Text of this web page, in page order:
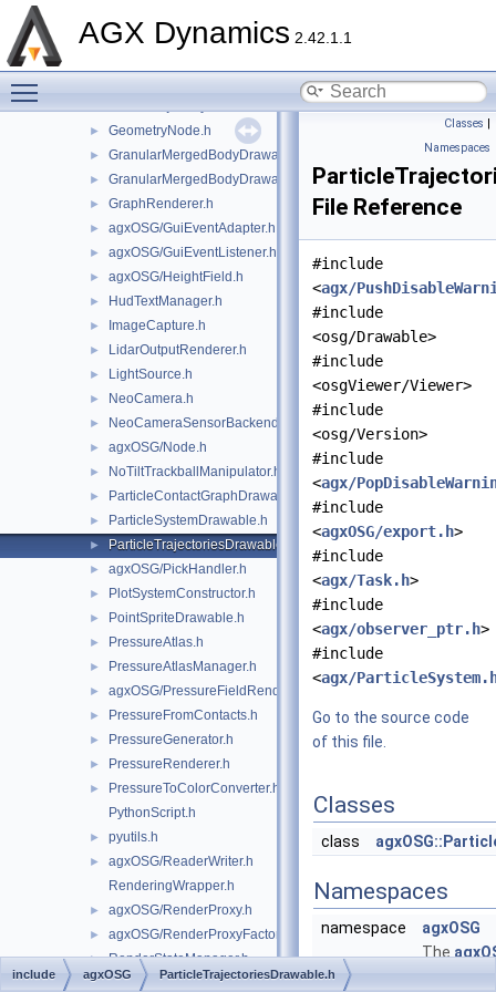
AGX Dynamics 2.42.1.1
FBXUtils.h
► GeometryNode.h
► GranularMergedBodyDrawable.h
► GranularMergedBodyDrawableSprites.h
► GraphRenderer.h
► agxOSG/GuiEventAdapter.h
► agxOSG/GuiEventListener.h
► agxOSG/HeightField.h
► HudTextManager.h
► ImageCapture.h
► LidarOutputRenderer.h
► LightSource.h
► NeoCamera.h
► NeoCameraSensorBackend.h
► agxOSG/Node.h
► NoTiltTrackballManipulator.h
► ParticleContactGraphDrawable.h
► ParticleSystemDrawable.h
► ParticleTrajectoriesDrawable.h
► agxOSG/PickHandler.h
► PlotSystemConstructor.h
► PointSpriteDrawable.h
► PressureAtlas.h
► PressureAtlasManager.h
► agxOSG/PressureFieldRenderer.h
► PressureFromContacts.h
► PressureGenerator.h
► PressureRenderer.h
►
PressureToColorConverter.h
PythonScript.h
► pyutils.h
►
agxOSG/ReaderWriter.h
RenderingWrapper.h
► agxOSG/RenderProxy.h
► agxOSG/RenderProxyFactory.h
► RenderStateManager.h
► RenderTarget.h
Classes |
Namespaces
File Reference
#include
<agx/
#include
<osg/Drawable>
#include
<osgViewer/Viewer>
#include
<osg/Version>
#include
<agx/
#include
<agxOSG/export.h>
#include
<agx/Task.h>
#include
<agx/observer_ptr.h>
#include
<agx/
Go to the source code
of this file.
Classes
class
Namespaces
namespace
agxOSG
The
include agxOSG ParticleTrajectoriesDrawable.h